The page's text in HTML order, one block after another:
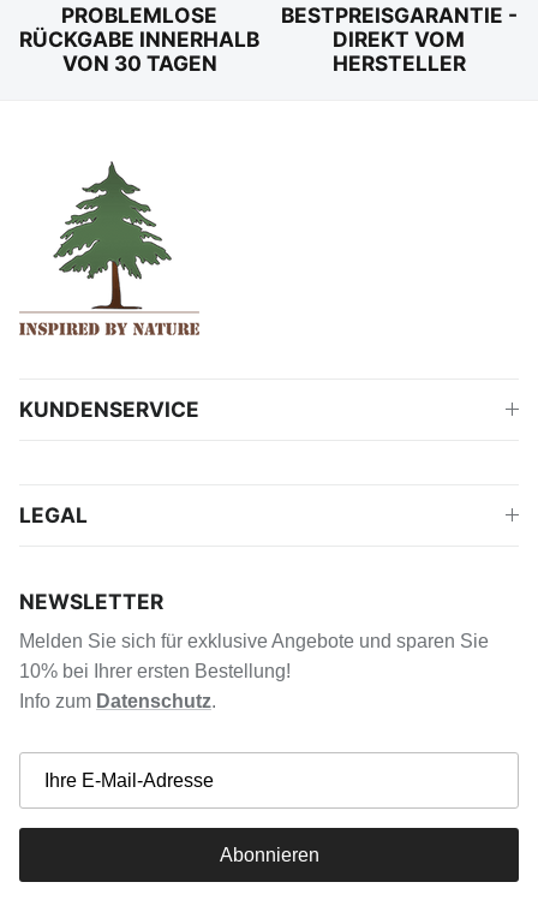
PROBLEMLOSE
RÜCKGABE INNERHALB
VON 30 TAGEN
BESTPREISGARANTIE -
DIREKT VOM
HERSTELLER
KUNDENSERVICE
LEGAL
NEWSLETTER
Melden Sie sich für exklusive Angebote und sparen Sie
10% bei Ihrer ersten Bestellung!
Info zum Datenschutz.
Abonnieren